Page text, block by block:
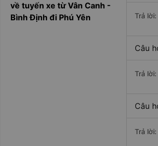
về tuyến xe từ Vân Canh -
Bình Định đi Phú Yên
Trả
Câu
Trả
Câu
Trả